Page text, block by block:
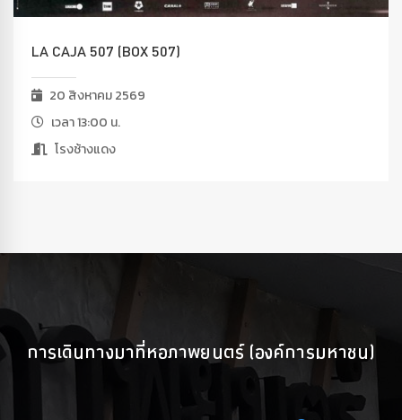
LA CAJA 507 (BOX 507)
20 สิงหาคม 2569
เวลา 13:00 น.
โรงช้างแดง
การเดินทางมาที่หอภาพยนตร์ (องค์การมหาชน)